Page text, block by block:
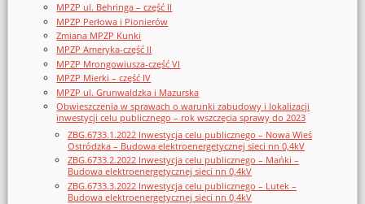
MPZP ul. Behringa – część II
MPZP Perłowa i Pionierów
Zmiana MPZP Kunki
MPZP Ameryka-część II
MPZP Mrongowiusza-część VI
MPZP Mierki – część IV
MPZP ul. Grunwaldzka i Mazurska
Obwieszczenia w sprawach o warunki zabudowy i lokalizacji
inwestycji celu publicznego – rok wszczęcia sprawy do 2023
ZBG.6733.1.2022 Inwestycja celu publicznego – Nowa Wieś
Ostródzka – Budowa elektroenergetycznej sieci nn 0,4kV
ZBG.6733.2.2022 Inwestycja celu publicznego – Mańki –
Budowa elektroenergetycznej sieci nn 0,4kV
ZBG.6733.3.2022 Inwestycja celu publicznego – Lutek –
Budowa elektroenergetycznej sieci nn 0,4kV